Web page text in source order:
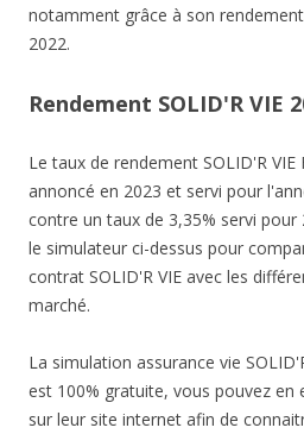
notamment grâce à son
2022.
Rendement SOLID'R VIE
Le taux de rendement SOLID'R VIE
annoncé en 2023 et servi pour
contre un taux de 3,35% servi pour
le simulateur ci-dessus pour
contrat SOLID'R VIE avec les
marché.
La simulation assurance vie
est 100% gratuite, vous pouvez
sur leur site internet afin de